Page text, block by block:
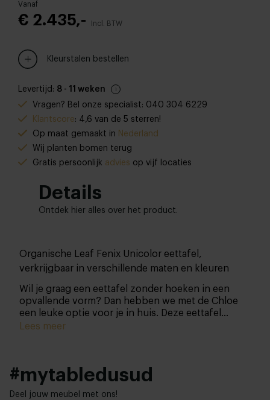
Vanaf
€ 2.435,- Incl. BTW
Kleurstalen bestellen
Levertijd: 8 - 11 weken
Vragen? Bel onze specialist: 040 304 6229
Klantscore: 4,6 van de 5 sterren!
Op maat gemaakt in Nederland
Wij planten bomen terug
Gratis persoonlijk advies op vijf locaties
Details
Ontdek hier alles over het product.
Organische Leaf Fenix Unicolor eettafel,
verkrijgbaar in verschillende maten en kleuren
Wil je graag een eettafel zonder hoeken in een
opvallende vorm? Dan hebben we met de Chloe
een leuke optie voor je in huis. Deze eettafel
combineert een Fenix Unicolor eettafel met een
Lees meer
#mytabledusud
Deel jouw meubel met ons!